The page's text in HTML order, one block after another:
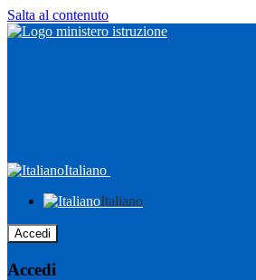
Salta al contenuto
Italiano
Italiano
Accedi
Accedi